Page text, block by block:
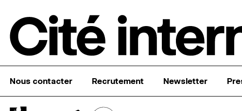
Nous contacter Recrutement Newsletter